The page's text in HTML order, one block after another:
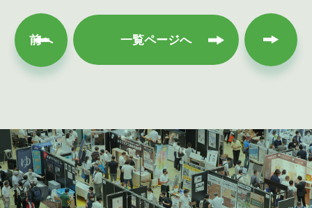
前へ 一覧ページへ
次へ